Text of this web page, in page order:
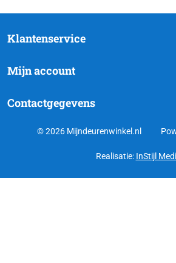
Klantenservice
Mijn account
Contactgegevens
© 2026 Mijndeurenwinkel.nl
Realisatie: InStijl